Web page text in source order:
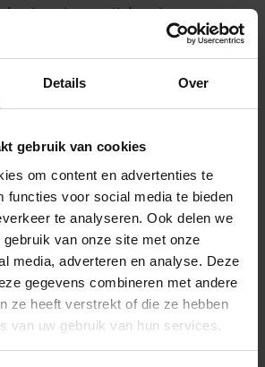
Details Over
gebruik van cookies
om content en advertenties te
functies voor social media te bieden
te analyseren. Ook delen we
van onze site met onze
media, adverteren en analyse. Deze
gegevens combineren met andere
ze heeft verstrekt of die ze hebben
van uw gebruik van hun services.
beste patronen uit de natuur en van
dat jouw nail art hart hiervan sneller
52286
608793